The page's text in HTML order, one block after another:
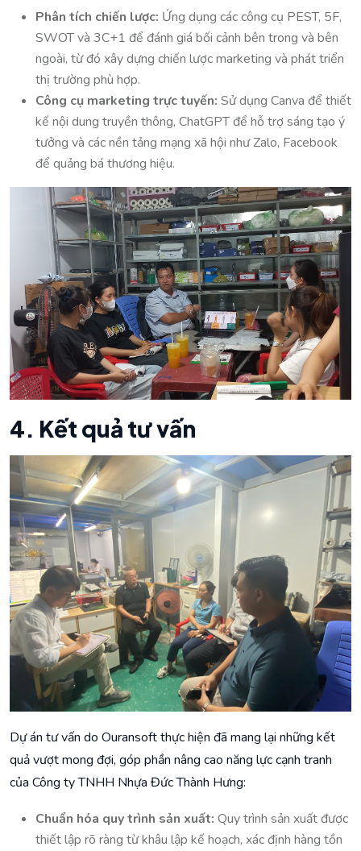
Phân tích chiến lược: Ứng dụng các công cụ PEST, 5F,
SWOT và 3C+1 để đánh giá bối cảnh bên trong và bên
ngoài, từ đó xây dựng chiến lược marketing và phát triển
thị trường phù hợp.
Công cụ marketing trực tuyến: Sử dụng Canva để thiết
kế nội dung truyền thông, ChatGPT để hỗ trợ sáng tạo ý
tưởng và các nền tảng mạng xã hội như Zalo, Facebook
để quảng bá thương hiệu.
4. Kết quả tư vấn
Dự án tư vấn do Ouransoft thực hiện đã mang lại những kết
quả vượt mong đợi, góp phần nâng cao năng lực cạnh tranh
của Công ty TNHH Nhựa Đức Thành Hưng:
Chuẩn hóa quy trình sản xuất: Quy trình sản xuất được
thiết lập rõ ràng từ khâu lập kế hoạch, xác định hàng tồn